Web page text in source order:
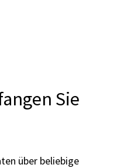
Sie
über beliebige